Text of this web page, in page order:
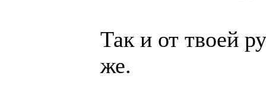
Так и от твоей
же.